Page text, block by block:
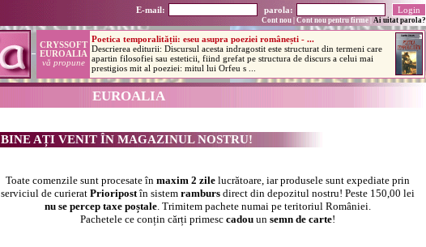
E-mail: parola:
Cont nou Cont nou pentru firme Ai uitat parola?
EUROALIA
BINE AȚI VENIT ÎN MAGAZINUL NOSTRU!
Toate comenzile sunt procesate în maxim 2 zilelucrătoare, iar produsele sunt expediate prin
serviciul de curierat Prioripostîn sistem rambursdirect din depozitul nostru! Peste 150,00 lei
nu se percep taxe poștale. Trimitem pachete numai pe teritoriul României.
Pachetele ce conțin cărți primesc cadouun semn de carte!